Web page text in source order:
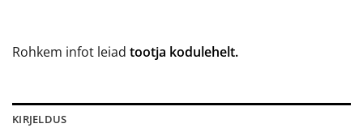
Rohkem infot leiad tootja kodulehelt.
KIRJELDUS